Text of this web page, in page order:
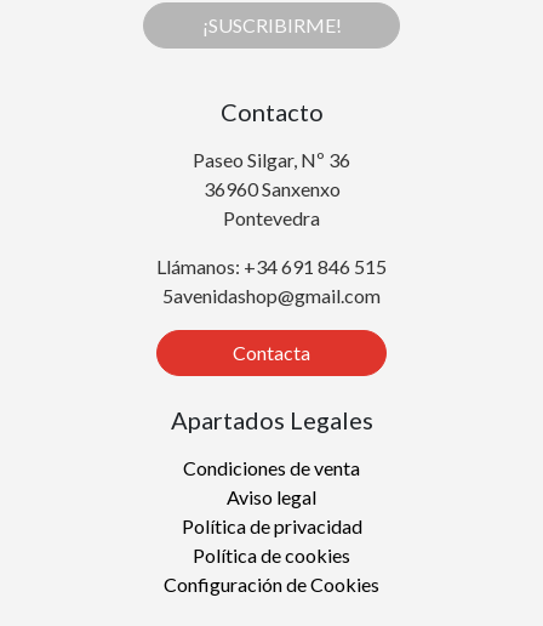
¡SUSCRIBIRME!
Contacto
Paseo Silgar, Nº 36
36960 Sanxenxo
Pontevedra
Llámanos: +34 691 846 515
5avenidashop@gmail.com
Contacta
Apartados Legales
Condiciones de venta
Aviso legal
Política de privacidad
Política de cookies
Configuración de Cookies